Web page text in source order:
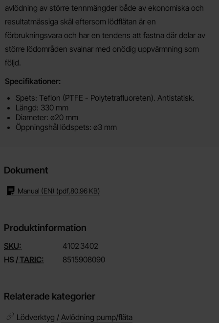
avlödning av större tennmängder både av ekonomiska och
resultatmässiga skäl eftersom lödflätan är en
förbrukningsvara och har en tendens att fastna där delar av
större lödområden svalnar med onödig uppvärmning som
följd.
Specifikationer:
Spets: Teflon (PTFE - Polytetrafluoreten). Antistatisk.
Längd: 330 mm
Diameter: ø20 mm
Öppningshål lödspets: ø3 mm
Dokument
Manual (EN) (pdf,80.96 KB)
Produktinformation
SKU: 4102 3402
HS / TARIC:
8515908090
Relaterade kategorier
Lödverktyg / Avlödning pump/fläta